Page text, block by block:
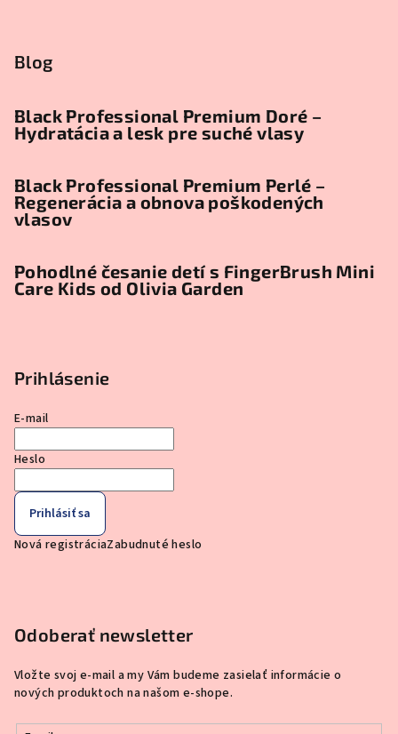
Blog
Black Professional Premium Doré –
Hydratácia a lesk pre suché vlasy
Black Professional Premium Perlé –
Regenerácia a obnova poškodených
vlasov
Pohodlné česanie detí s FingerBrush Mini
Care Kids od Olivia Garden
Prihlásenie
E-mail
Heslo
Prihlásiť sa
Nová registráciaZabudnuté heslo
Odoberať newsletter
Vložte svoj e-mail a my Vám budeme zasielať informácie o
nových produktoch na našom e-shope.